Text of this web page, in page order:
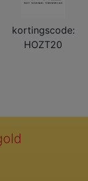
kortingscode:
HOZT20